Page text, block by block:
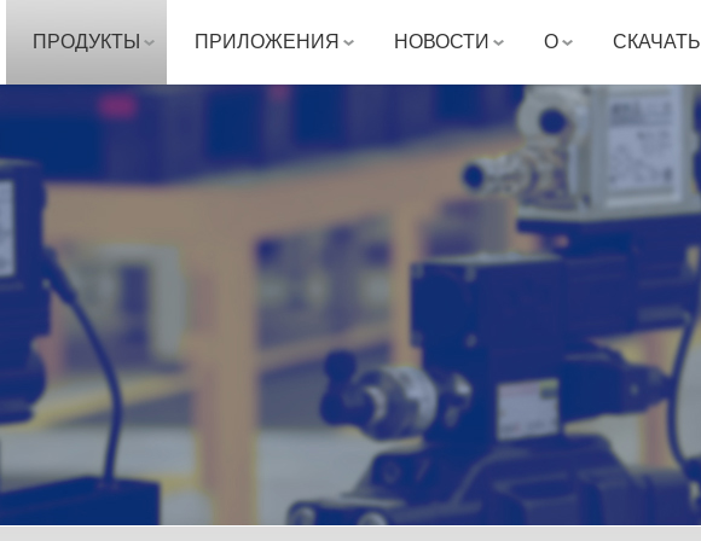
ПРОДУКТЫ ПРИЛОЖЕНИЯ НОВОСТИ О СКАЧАТЬ